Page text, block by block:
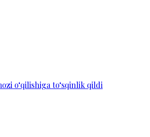
o‘qilishiga to‘sqinlik qildi